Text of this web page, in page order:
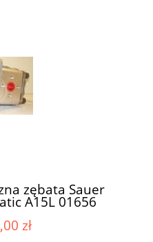
zębata Sauer
A15L 01656
zł